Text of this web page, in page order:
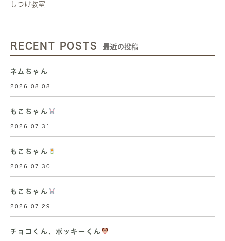
しつけ教室
RECENT POSTS 最近の投稿
ネムちゃん
2026.08.08
もこちゃん
2026.07.31
もこちゃん
2026.07.30
もこちゃん
2026.07.29
チョコくん、ポッキーくん